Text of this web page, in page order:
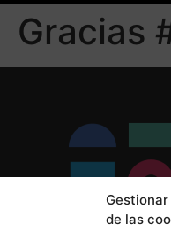
de las
Gracias